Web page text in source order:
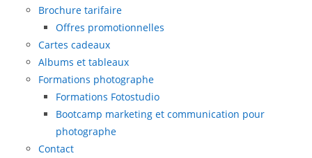
Brochure tarifaire
Offres promotionnelles
Cartes cadeaux
Albums et tableaux
Formations photographe
Formations Fotostudio
Bootcamp marketing et communication pour
photographe
Contact